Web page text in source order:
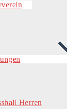
Herren